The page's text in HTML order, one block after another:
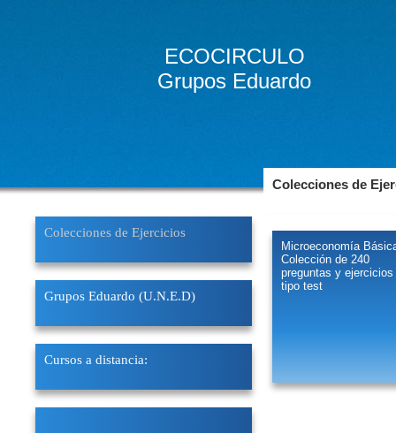
ECOCIRCULO
Grupos Eduardo
Colecciones de Ejercicios
Grupos Eduardo (U.N.E.D)
Cursos a distancia:
Colecciones de
Microeconomía
Colección de 240
preguntas y ejercicios
tipo test